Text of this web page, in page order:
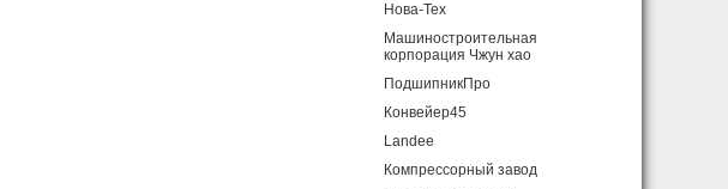
Нова-Теx
Машиностроительная
корпорация Чжун хао
ПодшипникПро
Конвейер45
Landee
Компрессорный завод